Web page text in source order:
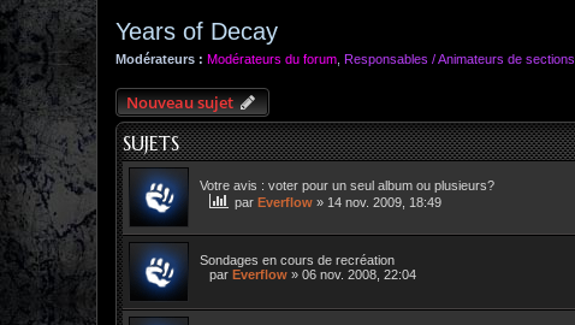
Years of Decay
Modérateurs : Modérateurs du forum Responsables / Animateurs de sections
Nouveau sujet
SUJETS
Votre avis : voter pour un seul album ou plusieurs?
par Everflow » 14 nov. 2009, 18:49
Sondages en cours de recréation
par Everflow » 06 nov. 2008, 22:04